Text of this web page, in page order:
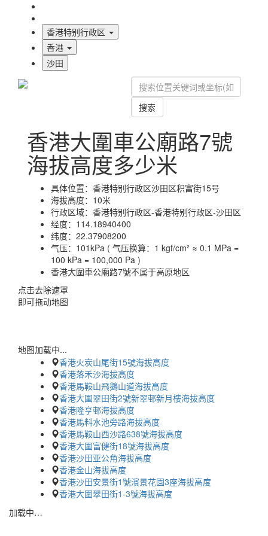
香港特别行政区
香港
沙田
搜索
香港大圍車公廟路7號
海拔高度多少米
具体位置： 香港特别行政区沙田区积富街15号
海拔高度： 10米
行政区域： 香港特别行政区-香港特别行政区-沙田区
经度： 114.18940400
纬度： 22.37908200
气压： 101kPa ( 气压换算：1 kgf/cm² ≈ 0.1 MPa =
100 kPa = 100,000 Pa )
香港大圍車公廟路7號不属于高原地区
点击去除遮罩
即可拖动地图
地图加载中...
香港火炭山尾街15號海拔高度
香港落禾沙海拔高度
香港馬鞍山飛鵝山道海拔高度
香港大圍翠田街2號新翠邨新月樓海拔高度
香港隆亨邨海拔高度
香港馬料水池旁路海拔高度
香港馬鞍山西沙路638號海拔高度
香港大圍富健街18號海拔高度
香港沙田亚公角海拔高度
香港金山海拔高度
香港沙田安景街1號濱景花園3座海拔高度
香港大圍翠田街1-3號海拔高度
加载中…